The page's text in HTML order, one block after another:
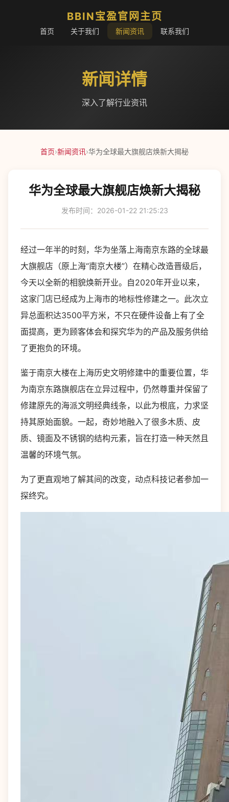
BBIN宝盈官网主页
首页 关于我们 新闻资讯 联系我们
新闻详情
深入了解行业资讯
首页›新闻资讯›华为全球最大旗舰店焕新大揭秘
华为全球最大旗舰店焕新大揭秘
发布时间：2026-01-22 21:25:23
经过一年半的时刻，华为坐落上海南京东路的全球最
大旗舰店（原上海“南京大楼”）在精心改造晋级后，
今天以全新的相貌焕新开业。自2020年开业以来，
这家门店已经成为上海市的地标性修建之一。此次立
异总面积达3500平方米，不只在硬件设备上有了全
面提高，更为顾客体会和探究华为的产品及服务供给
了更抱负的环境。
鉴于南京大楼在上海历史文明修建中的重要位置，华
为南京东路旗舰店在立异过程中，仍然尊重并保留了
修建原先的海派文明经典线条，以此为根底，力求坚
持其原始面貌。一起，奇妙地融入了很多木质、皮
质、镜面及不锈钢的结构元素，旨在打造一种天然且
温馨的环境气氛。
为了更直观地了解其间的改变，动点科技记者参加一
探终究。